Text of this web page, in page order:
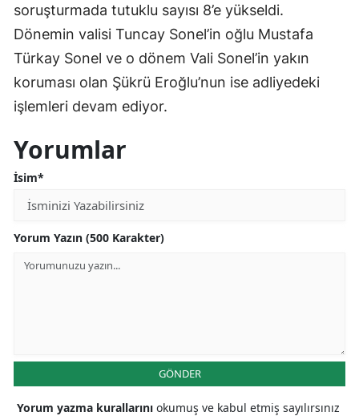
Batman
Şırnak
Bartın
soruşturmada tutuklu sayısı 8’e yükseldi.
Dönemin valisi Tuncay Sonel’in oğlu Mustafa
Türkay Sonel ve o dönem Vali Sonel’in yakın
koruması olan Şükrü Eroğlu’nun ise adliyedeki
işlemleri devam ediyor.
Yorumlar
İsim*
Yorum Yazın (500 Karakter)
GÖNDER
Yorum yazma kurallarını okumuş ve kabul etmiş sayılırsınız